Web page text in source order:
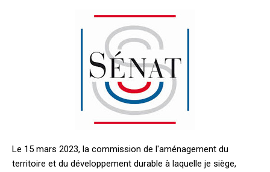
Le 15 mars 2023, la commission de l'aménagement du
territoire et du développement durable à laquelle je siège,